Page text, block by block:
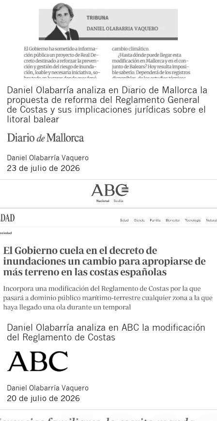
Daniel Olabarría analiza en Diario de Mallorca la
propuesta de reforma del Reglamento General
de Costas y sus implicaciones jurídicas sobre el
litoral balear
Daniel Olabarría Vaquero
23 de julio de 2026
Daniel Olabarría analiza en ABC la modificación
del Reglamento de Costas
Daniel Olabarría Vaquero
20 de julio de 2026